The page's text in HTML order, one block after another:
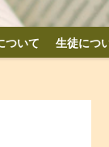
ついて 生徒につ